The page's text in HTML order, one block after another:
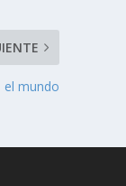
el mundo